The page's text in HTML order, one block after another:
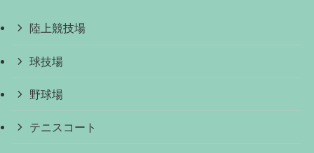
陸上競技場
球技場
野球場
テニスコート